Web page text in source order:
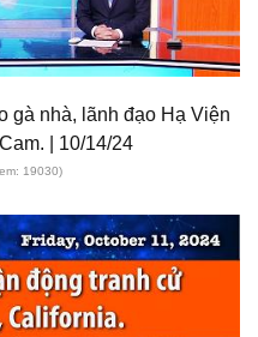
gà nhà, lãnh đạo Hạ Viện
| 10/14/24
19030)